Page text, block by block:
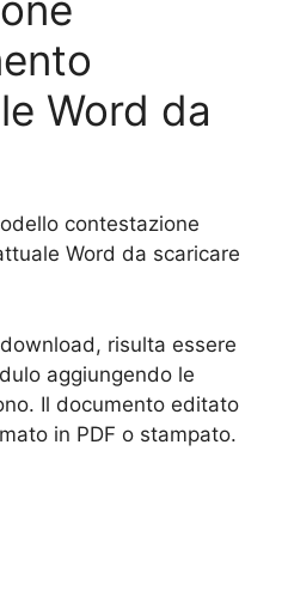
Word da
contestazione
Word da scaricare
risulta essere
aggiungendo le
Il documento editato
in PDF o stampato.